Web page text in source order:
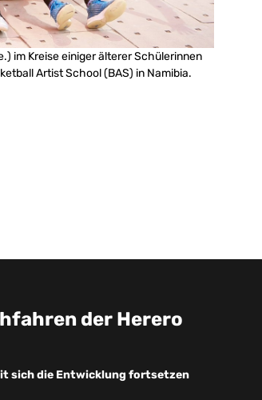
im Kreise einiger älterer Schülerinnen
Artist School (BAS) in Namibia.
der Herero
sich die Entwicklung fortsetzen